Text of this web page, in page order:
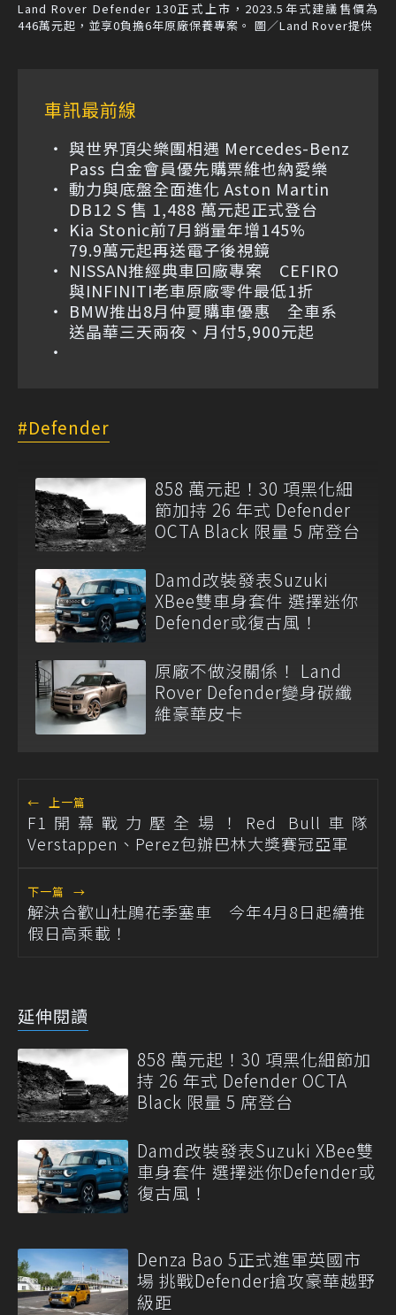
Land Rover Defender 130正式上市，2023.5年式建議售價為
446萬元起，並享0負擔6年原廠保養專案。 圖／Land Rover提供
車訊最前線
與世界頂尖樂團相遇 Mercedes-Benz
Pass 白金會員優先購票維也納愛樂
動力與底盤全面進化 Aston Martin
DB12 S 售 1,488 萬元起正式登台
Kia Stonic前7月銷量年增145%
79.9萬元起再送電子後視鏡
NISSAN推經典車回廠專案 CEFIRO
與INFINITI老車原廠零件最低1折
BMW推出8月仲夏購車優惠 全車系
送晶華三天兩夜、月付5,900元起
Defender
858 萬元起！30 項黑化細
節加持 26 年式 Defender
OCTA Black 限量 5 席登台
Damd改裝發表Suzuki
XBee雙車身套件 選擇迷你
Defender或復古風！
原廠不做沒關係！ Land
Rover Defender變身碳纖
維豪華皮卡
← 上一篇
F1開幕戰力壓全場！Red Bull車隊
Verstappen、Perez包辦巴林大獎賽冠亞軍
下一篇 →
解決合歡山杜鵑花季塞車 今年4月8日起續推
假日高乘載！
延伸閱讀
858 萬元起！30 項黑化細節加
持 26 年式 Defender OCTA
Black 限量 5 席登台
Damd改裝發表Suzuki XBee雙
車身套件 選擇迷你Defender或
復古風！
Denza Bao 5正式進軍英國市
場 挑戰Defender搶攻豪華越野
級距